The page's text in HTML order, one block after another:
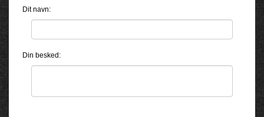
Dit navn:
Din besked: